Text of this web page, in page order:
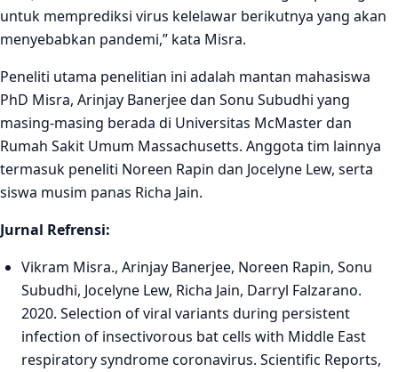
untuk memprediksi virus kelelawar berikutnya yang akan
menyebabkan pandemi,” kata Misra.
Peneliti utama penelitian ini adalah mantan mahasiswa
PhD Misra, Arinjay Banerjee dan Sonu Subudhi yang
masing-masing berada di Universitas McMaster dan
Rumah Sakit Umum Massachusetts. Anggota tim lainnya
termasuk peneliti Noreen Rapin dan Jocelyne Lew, serta
siswa musim panas Richa Jain.
Jurnal Refrensi:
Vikram Misra., Arinjay Banerjee, Noreen Rapin, Sonu
Subudhi, Jocelyne Lew, Richa Jain, Darryl Falzarano.
2020. Selection of viral variants during persistent
infection of insectivorous bat cells with Middle East
respiratory syndrome coronavirus. Scientific Reports,